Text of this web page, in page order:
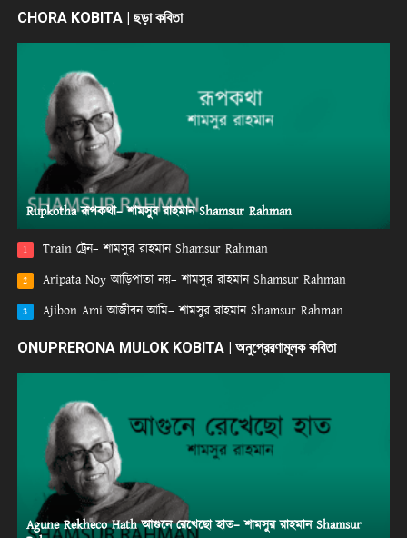
CHORA KOBITA | ছড়া কবিতা
Rupkotha রূপকথা– শামসুর রাহমান Shamsur Rahman
1 Train ট্রেন– শামসুর রাহমান Shamsur Rahman
2 Aripata Noy আড়িপাতা নয়– শামসুর রাহমান Shamsur Rahman
3 Ajibon Ami আজীবন আমি– শামসুর রাহমান Shamsur Rahman
ONUPRERONA MULOK KOBITA | অনুপ্রেরণামূলক কবিতা
Agune Rekheco Hath আগুনে রেখেছো হাত– শামসুর রাহমান Shamsur